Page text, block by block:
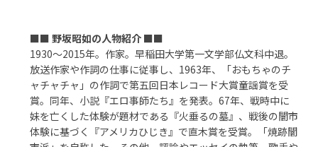
■■野坂昭如の人物紹介 ■■
1930～2015年。作家。早稲田大学第一文学部仏文科中退。
放送作家や作詞の仕事に従事し、1963年、「おもちゃのチ
ャチャチャ」の作詞で第五回日本レコード大賞童謡賞を受
賞。同年、小説『エロ事師たち』を発表。67年、戦時中に
妹を亡くした体験が題材である『火垂るの墓』、戦後の闇市
体験に基づく『アメリカひじき』で直木賞を受賞。「焼跡闇